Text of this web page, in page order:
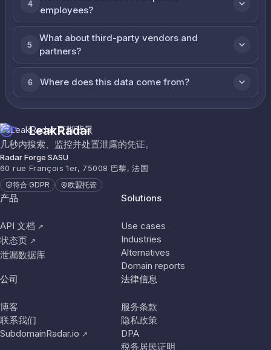
4
employees?
5
What about third-party vendors and
partners?
6 Where does this data come from?
LeakRadar
几秒内搜索、监控并处置泄露的凭证。
Radar Forge SASU
60 rue François 1er, 75008 巴黎, 法国
符合 GDPR 欧盟托管
产品
API 文档 ↗
状态页 ↗
泄漏数据库
Solutions
Use cases
Industries
Alternatives
Domain reports
公司
博客
联系我们
SubdomainRadar.io ↗
法律信息
服务条款
隐私政策
DPA
税务居民证明